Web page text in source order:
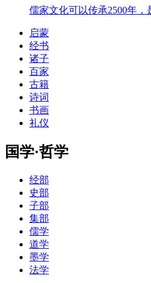
儒家文化可以传承2500年，
启蒙
经书
诸子
百家
古籍
诗词
书画
礼仪
国学·哲学
经部
史部
子部
集部
儒学
道学
墨学
法学